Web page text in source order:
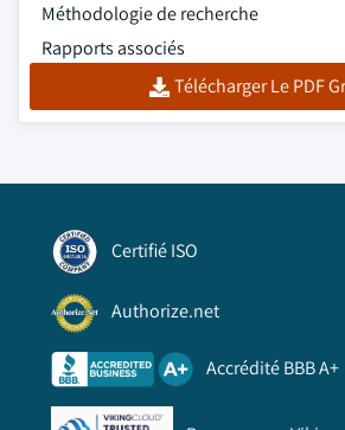
Méthodologie de recherche
Rapports associés
Télécharger Le PDF
Certifié ISO
Authorize.net
Accrédité BBB A+